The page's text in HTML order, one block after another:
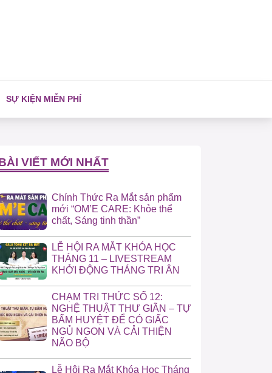
SỰ KIỆN MIỄN PHÍ
VIẾT MỚI NHẤT
Chính Thức Ra Mắt sản phẩm
mới “OM’E CARE: Khỏe thể
chất, Sáng tinh thần”
LỄ HỘI RA MẮT KHÓA HỌC
THÁNG 11 – LIVESTREAM
KHỞI ĐỘNG THÁNG TRI ÂN
CHẠM TRI THỨC SỐ 12:
NGHỆ THUẬT THƯ GIÃN – TỰ
BẤM HUYỆT ĐỂ CÓ GIẤC
NGỦ NGON VÀ CẢI THIỆN
NÃO BỘ
Lễ Hội Ra Mắt Khóa Học Tháng